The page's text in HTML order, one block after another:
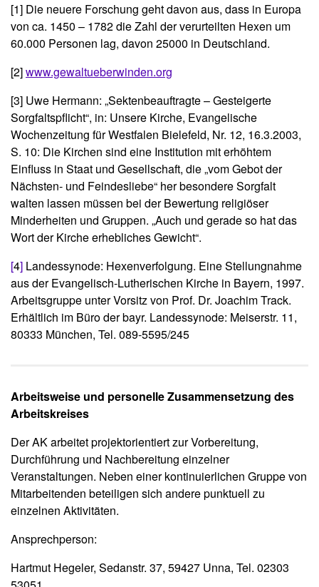
[1] Die neuere Forschung geht davon aus, dass in Europa
von ca. 1450 – 1782 die Zahl der verurteilten Hexen um
60.000 Personen lag, davon 25000 in Deutschland.
[2]www.gewaltueberwinden.org
[3] Uwe Hermann: „Sektenbeauftragte – Gesteigerte
Sorgfaltspflicht“, in: Unsere Kirche, Evangelische
Wochenzeitung für Westfalen Bielefeld, Nr. 12, 16.3.2003,
S. 10: Die Kirchen sind eine Institution mit erhöhtem
Einfluss in Staat und Gesellschaft, die „vom Gebot der
Nächsten- und Feindesliebe“ her besondere Sorgfalt
walten lassen müssen bei der Bewertung religiöser
Minderheiten und Gruppen. „Auch und gerade so hat das
Wort der Kirche erhebliches Gewicht“.
[4] Landessynode: Hexenverfolgung. Eine Stellungnahme
aus der Evangelisch-Lutherischen Kirche in Bayern, 1997.
Arbeitsgruppe unter Vorsitz von Prof. Dr. Joachim Track.
Erhältlich im Büro der bayr. Landessynode: Meiserstr. 11,
80333 München, Tel. 089-5595/245
Arbeitsweise und personelle Zusammensetzung des
Arbeitskreises
Der AK arbeitet projektorientiert zur Vorbereitung,
Durchführung und Nachbereitung einzelner
Veranstaltungen. Neben einer kontinuierlichen Gruppe von
Mitarbeitenden beteiligen sich andere punktuell zu
einzelnen Aktivitäten.
Ansprechperson:
Hartmut Hegeler, Sedanstr. 37, 59427 Unna, Tel. 02303